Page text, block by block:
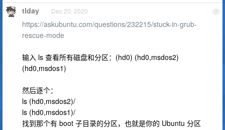
7
tlday Dec 20, 2020
https://askubuntu.com/questions/232215/stuck-in-grub-
rescue-mode
输入 ls 查看所有磁盘和分区：(hd0) (hd0,msdos2)
(hd0,msdos1)
然后逐个：
ls (hd0,msdos2)/
ls (hd0,msdos1)/
找到那个有 boot 子目录的分区，也就是你的 Ubuntu 分区